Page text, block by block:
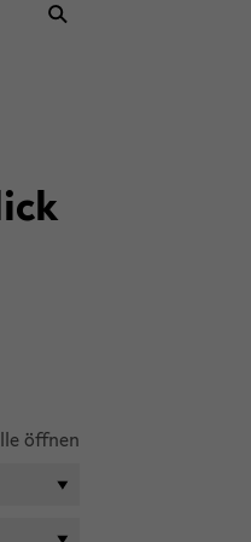
öffnen